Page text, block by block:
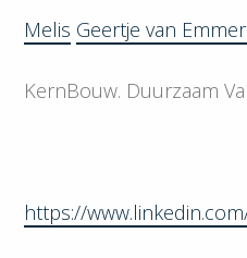
Melis Geertje van
KernBouw. Duurzaam
https://